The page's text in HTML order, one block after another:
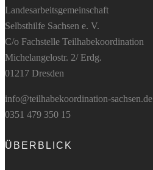
Landesarbeitsgemeinschaft
Selbsthilfe Sachsen e. V.
C/o Fachstelle Teilhabekoordination
Michelangelostr. 2/ Erdg.
01217 Dresden
info@teilhabekoordination-sachsen.de
0351 479 350 15
ÜBERBLICK